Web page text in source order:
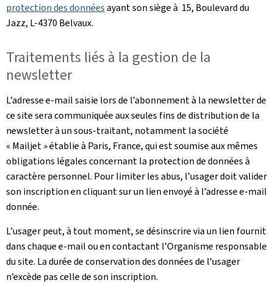
protection des donnéesayant son siège à 15, Boulevard du
Jazz, L-4370 Belvaux.
Traitements liés à la gestion de la
newsletter
L’adresse e-mail saisie lors de l’abonnement à la newsletter de
ce site sera communiquée aux seules fins de distribution de la
newsletter à un sous-traitant, notamment la société
« Mailjet » établie à Paris, France, qui est soumise aux mêmes
obligations légales concernant la protection de données à
caractère personnel. Pour limiter les abus, l’usager doit valider
son inscription en cliquant sur un lien envoyé à l’adresse e-mail
donnée.
L’usager peut, à tout moment, se désinscrire via un lien fournit
dans chaque e-mail ou en contactant l’Organisme responsable
du site. La durée de conservation des données de l’usager
n’excède pas celle de son inscription.